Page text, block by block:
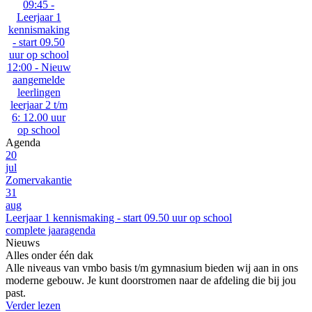
09:45 -
Leerjaar 1
kennismaking
- start 09.50
uur op school
12:00 - Nieuw
aangemelde
leerlingen
leerjaar 2 t/m
6: 12.00 uur
op school
Agenda
20
jul
Zomervakantie
31
aug
Leerjaar 1 kennismaking - start 09.50 uur op school
complete jaaragenda
Nieuws
Alles onder één dak
Alle niveaus van vmbo basis t/m gymnasium bieden wij aan in ons
moderne gebouw. Je kunt doorstromen naar de afdeling die bij jou
past.
Verder lezen